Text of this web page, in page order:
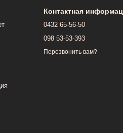
Контактная
0432 65-56-50
098 53-53-393
Перезвонить вам?